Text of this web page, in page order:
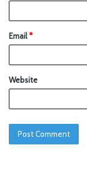
Email*
Website